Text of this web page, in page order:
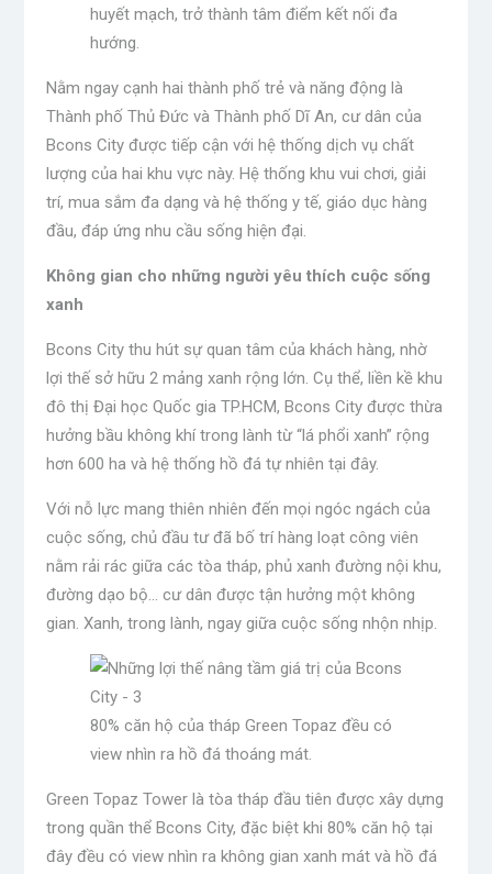
huyết mạch, trở thành tâm điểm kết nối đa
hướng.
Nằm ngay cạnh hai thành phố trẻ và năng động là
Thành phố Thủ Đức và Thành phố Dĩ An, cư dân của
Bcons City được tiếp cận với hệ thống dịch vụ chất
lượng của hai khu vực này. Hệ thống khu vui chơi, giải
trí, mua sắm đa dạng và hệ thống y tế, giáo dục hàng
đầu, đáp ứng nhu cầu sống hiện đại.
Không gian cho những người yêu thích cuộc sống
xanh
Bcons City thu hút sự quan tâm của khách hàng, nhờ
lợi thế sở hữu 2 mảng xanh rộng lớn. Cụ thể, liền kề khu
đô thị Đại học Quốc gia TP.HCM, Bcons City được thừa
hưởng bầu không khí trong lành từ “lá phổi xanh” rộng
hơn 600 ha và hệ thống hồ đá tự nhiên tại đây.
Với nỗ lực mang thiên nhiên đến mọi ngóc ngách của
cuộc sống, chủ đầu tư đã bố trí hàng loạt công viên
nằm rải rác giữa các tòa tháp, phủ xanh đường nội khu,
đường dạo bộ… cư dân được tận hưởng một không
gian. Xanh, trong lành, ngay giữa cuộc sống nhộn nhịp.
80% căn hộ của tháp Green Topaz đều có
view nhìn ra hồ đá thoáng mát.
Green Topaz Tower là tòa tháp đầu tiên được xây dựng
trong quần thể Bcons City, đặc biệt khi 80% căn hộ tại
đây đều có view nhìn ra không gian xanh mát và hồ đá